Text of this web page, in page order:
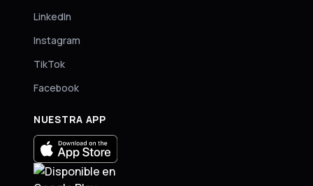
LinkedIn
Instagram
TikTok
Facebook
NUESTRA APP